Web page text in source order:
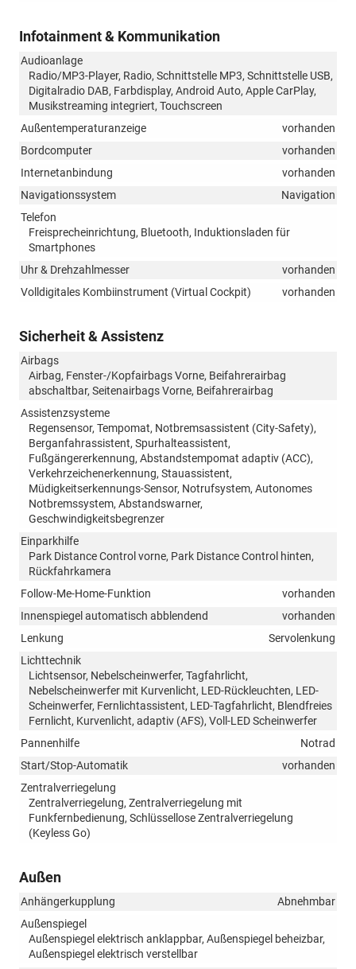
Infotainment & Kommunikation
Audioanlage
Radio/MP3-Player, Radio, Schnittstelle MP3, Schnittstelle USB,
Digitalradio DAB, Farbdisplay, Android Auto, Apple CarPlay,
Musikstreaming integriert, Touchscreen
Außentemperaturanzeige
vorhanden
Bordcomputer
vorhanden
Internetanbindung
vorhanden
Navigationssystem
Navigation
Telefon
Freisprecheinrichtung, Bluetooth, Induktionsladen für
Smartphones
Uhr & Drehzahlmesser
vorhanden
Volldigitales Kombiinstrument (Virtual Cockpit)
vorhanden
Sicherheit & Assistenz
Airbags
Airbag, Fenster-/Kopfairbags Vorne, Beifahrerairbag
abschaltbar, Seitenairbags Vorne, Beifahrerairbag
Assistenzsysteme
Regensensor, Tempomat, Notbremsassistent (City-Safety),
Berganfahrassistent, Spurhalteassistent,
Fußgängererkennung, Abstandstempomat adaptiv (ACC),
Verkehrzeichenerkennung, Stauassistent,
Müdigkeitserkennungs-Sensor, Notrufsystem, Autonomes
Notbremssystem, Abstandswarner,
Geschwindigkeitsbegrenzer
Einparkhilfe
Park Distance Control vorne, Park Distance Control hinten,
Rückfahrkamera
Follow-Me-Home-Funktion
vorhanden
Innenspiegel automatisch abblendend
vorhanden
Lenkung
Servolenkung
Lichttechnik
Lichtsensor, Nebelscheinwerfer, Tagfahrlicht,
Nebelscheinwerfer mit Kurvenlicht, LED-Rückleuchten, LED-
Scheinwerfer, Fernlichtassistent, LED-Tagfahrlicht, Blendfreies
Fernlicht, Kurvenlicht, adaptiv (AFS), Voll-LED Scheinwerfer
Pannenhilfe
Notrad
Start/Stop-Automatik
vorhanden
Zentralverriegelung
Zentralverriegelung, Zentralverriegelung mit
Funkfernbedienung, Schlüssellose Zentralverriegelung
(Keyless Go)
Außen
Anhängerkupplung
Abnehmbar
Außenspiegel
Außenspiegel elektrisch anklappbar, Außenspiegel beheizbar,
Außenspiegel elektrisch verstellbar